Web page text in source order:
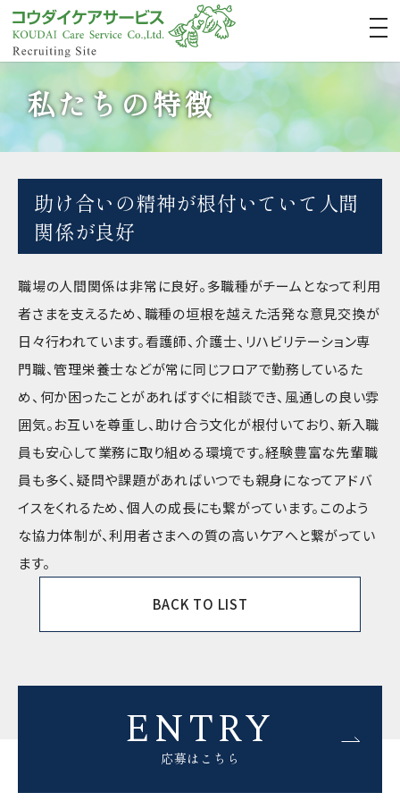
私たちの特徴
助け合いの精神が根付いていて人間
関係が良好
職場の人間関係は非常に良好。多職種がチームとなって利用
者さまを支えるため、職種の垣根を越えた活発な意見交換が
日々行われています。看護師、介護士、リハビリテーション専
門職、管理栄養士などが常に同じフロアで勤務しているた
め、何か困ったことがあればすぐに相談でき、風通しの良い雰
囲気。お互いを尊重し、助け合う文化が根付いており、新入職
員も安心して業務に取り組める環境です。経験豊富な先輩職
員も多く、疑問や課題があればいつでも親身になってアドバ
イスをくれるため、個人の成長にも繋がっています。このよう
な協力体制が、利用者さまへの質の高いケアへと繋がってい
ます。
BACK TO LIST
ENTRY
応募はこちら